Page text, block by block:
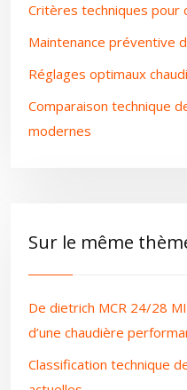
Critères techniques pour
Maintenance préventive
Réglages optimaux
Comparaison technique
modernes
Sur le même
De dietrich MCR 24/28
d’une chaudière
Classification technique